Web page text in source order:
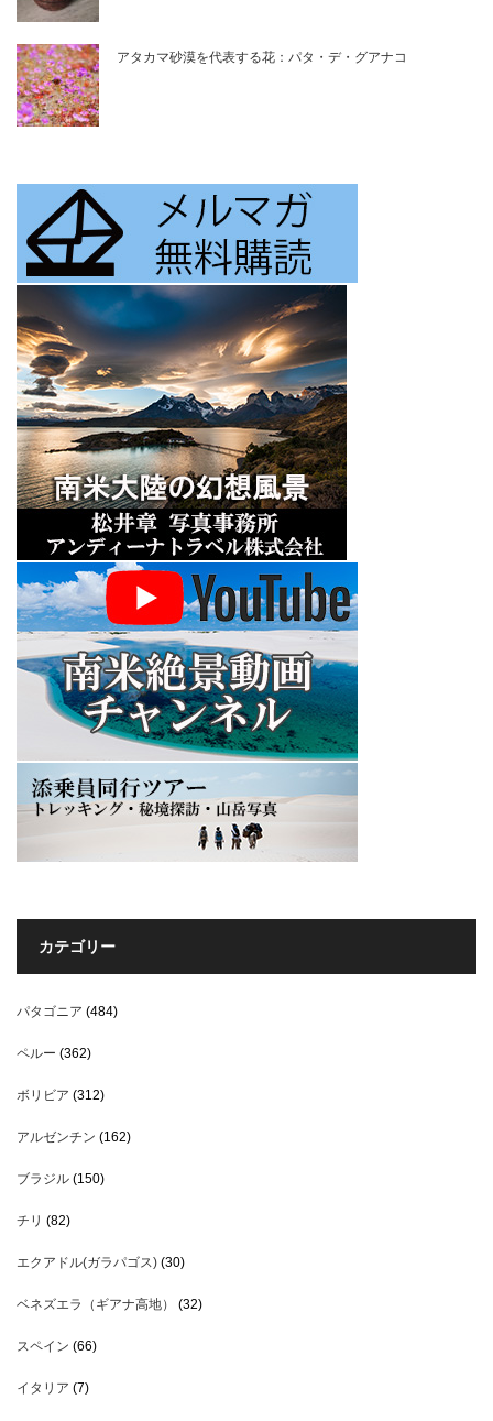
アタカマ砂漠を代表する花：パタ・デ・グアナコ
カテゴリー
パタゴニア (484)
ペルー (362)
ボリビア (312)
アルゼンチン (162)
ブラジル (150)
チリ (82)
エクアドル(ガラパゴス) (30)
ベネズエラ（ギアナ高地） (32)
スペイン (66)
イタリア (7)